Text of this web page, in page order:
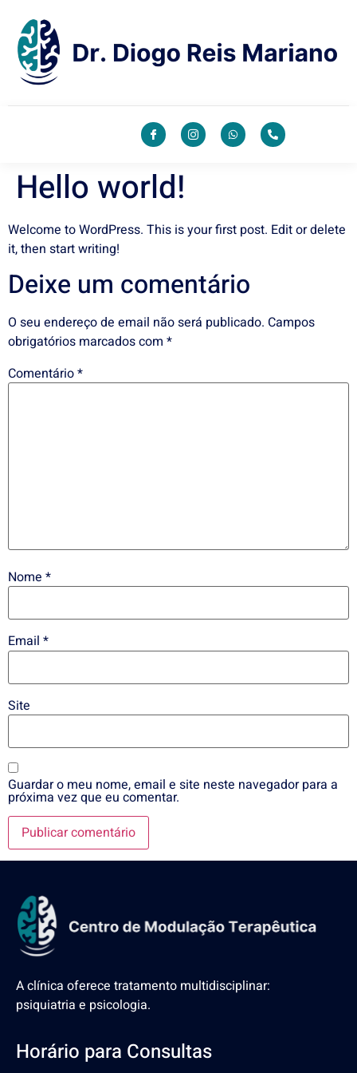
Hello world!
Welcome to WordPress. This is your first post. Edit or delete
it, then start writing!
Deixe um comentário
O seu endereço de email não será publicado. Campos
obrigatórios marcados com *
Comentário*
Nome *
Email *
Site
Guardar o meu nome, email e site neste navegador para a
próxima vez que eu comentar.
A clínica oferece tratamento multidisciplinar:
psiquiatria e psicologia.
Horário para Consultas